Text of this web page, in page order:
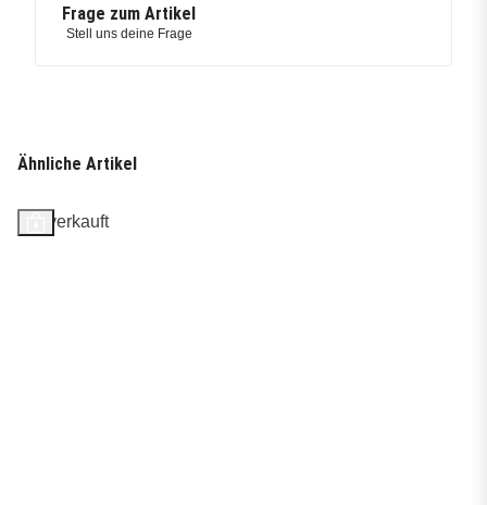
Frage zum Artikel
Stell uns deine Frage
Ähnliche Artikel
Ausverkauft